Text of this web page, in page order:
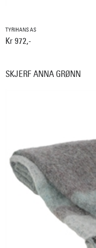
TYRIHANS AS
Kr 972,-
SKJERF ANNA GRØNN